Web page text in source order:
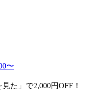
〜
た」で2,000円OFF！